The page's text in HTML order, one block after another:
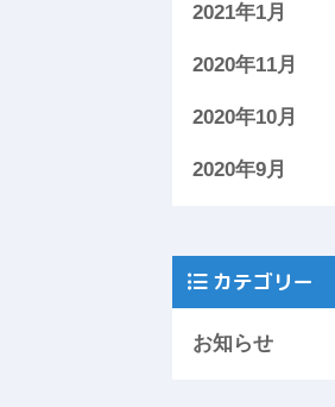
2021年1月
2020年11月
2020年10月
2020年9月
カテゴリー
お知らせ